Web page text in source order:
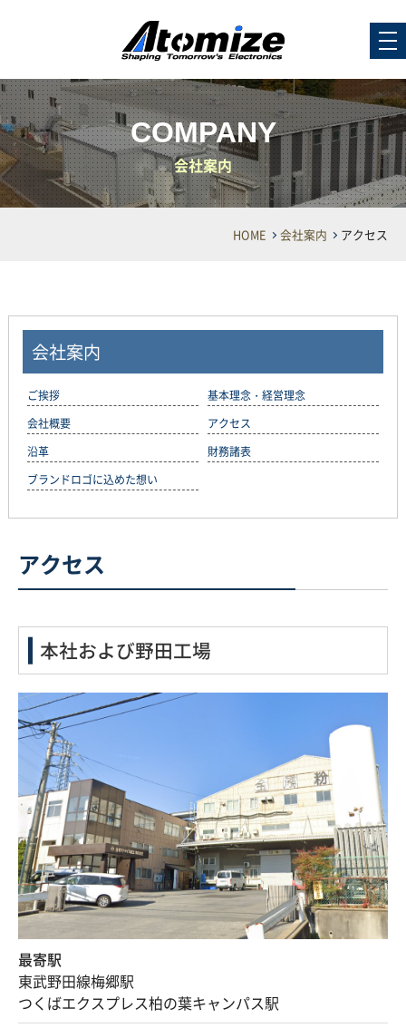
COMPANY
会社案内
HOME 会社案内 アクセス
会社案内
ご挨拶
基本理念・経営理念
会社概要
アクセス
沿革
財務諸表
ブランドロゴに込めた想い
アクセス
本社および野田工場
最寄駅
東武野田線梅郷駅
つくばエクスプレス柏の葉キャンパス駅